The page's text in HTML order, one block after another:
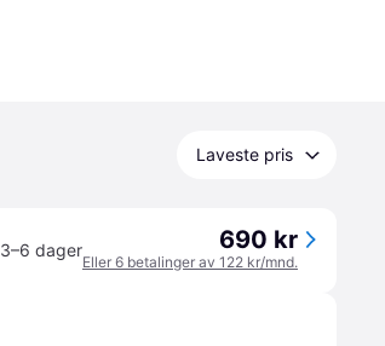
Laveste pris
3–6 dager 690 kr
Eller 6 betalinger av 122 kr/mnd.